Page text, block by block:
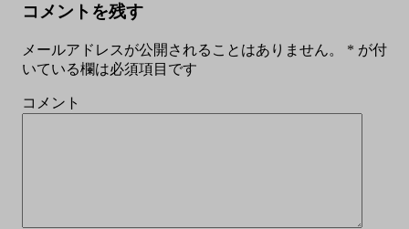
コメントを残す
メールアドレスが公開されることはありません。 * が付
いている欄は必須項目です
コメント